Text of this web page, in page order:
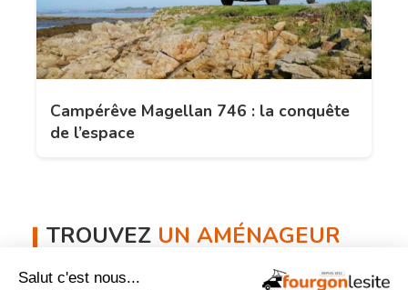
Campérêve Magellan 746 : la conquête
de l’espace
TROUVEZ UN AMÉNAGEUR